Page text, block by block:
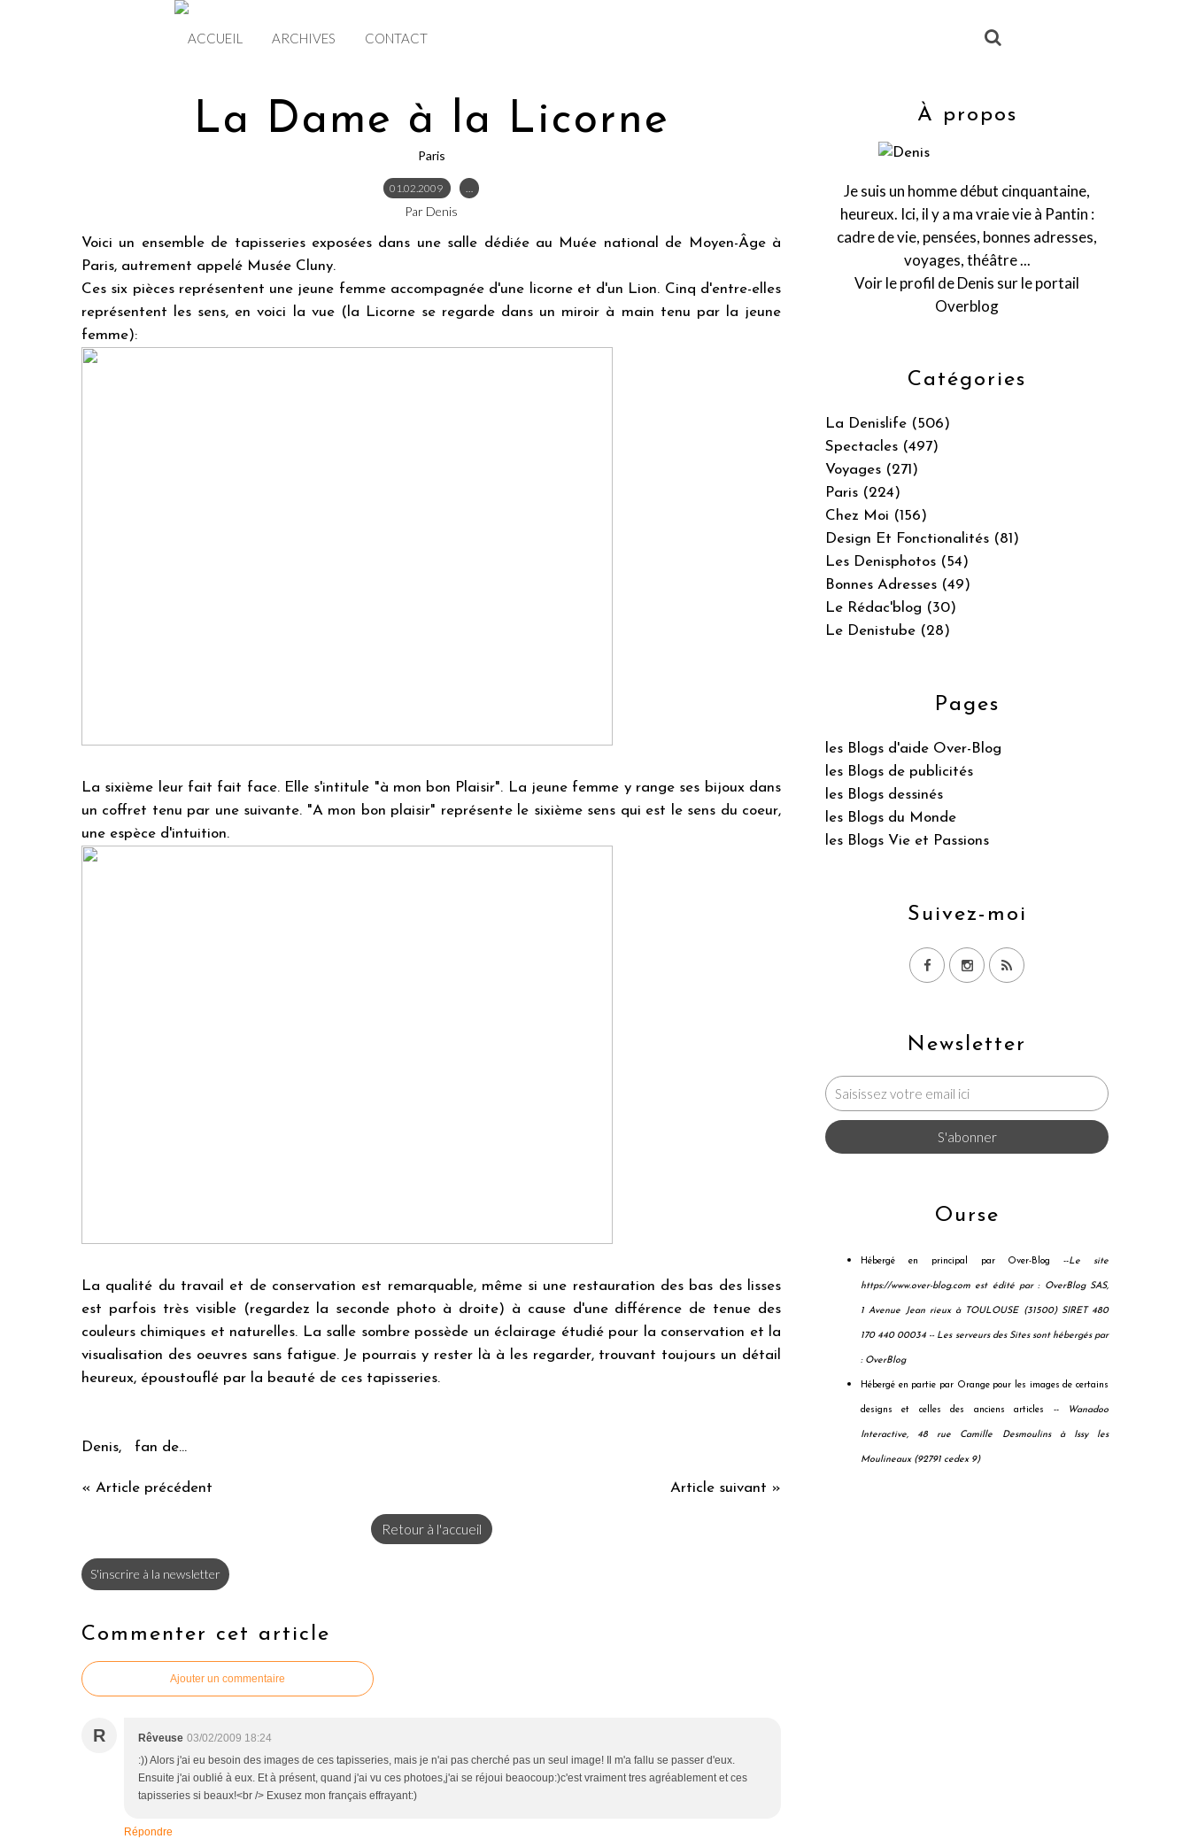
ACCUEIL ARCHIVES CONTACT
La Dame à la Licorne
Paris
01.02.2009 …
Par Denis
Voici un ensemble de tapisseries exposées dans une salle dédiée au Muée national de Moyen-Âge à
Paris, autrement appelé Musée Cluny.
Ces six pièces représentent une jeune femme accompagnée d'une licorne et d'un Lion. Cinq d'entre-elles
représentent les sens, en voici la vue (la Licorne se regarde dans un miroir à main tenu par la jeune
femme):
La sixième leur fait fait face. Elle s'intitule "à mon bon Plaisir". La jeune femme y range ses bijoux dans
un coffret tenu par une suivante. "A mon bon plaisir" représente le sixième sens qui est le sens du coeur,
une espèce d'intuition.
La qualité du travail et de conservation est remarquable, même si une restauration des bas des lisses
est parfois très visible (regardez la seconde photo à droite) à cause d'une différence de tenue des
couleurs chimiques et naturelles. La salle sombre possède un éclairage étudié pour la conservation et la
visualisation des oeuvres sans fatigue. Je pourrais y rester là à les regarder, trouvant toujours un détail
heureux, époustouflé par la beauté de ces tapisseries.
Denis, fan de...
« Article précédent Article suivant »
Retour à l'accueil
S'inscrire à la newsletter
Commenter cet article
Ajouter un commentaire
R Rêveuse 03/02/2009 18:24
:)) Alors j'ai eu besoin des images de ces tapisseries, mais je n'ai pas cherché pas un seul image! Il m'a fallu se passer d'eux.
Ensuite j'ai oublié à eux. Et à présent, quand j'ai vu ces photoes,j'ai se réjoui beaocoup:)c'est vraiment tres agréablement et ces
tapisseries si beaux!<br /> Exusez mon français effrayant:)
Répondre
Newsletter
Catégories
La Denislife (506)
Spectacles (497)
Voyages (271)
Paris (224)
Chez Moi (156)
Design Et Fonctionalités (81)
Les Denisphotos (54)
Bonnes Adresses (49)
Le Rédac'blog (30)
Le Denistube (28)
Pages
les Blogs d'aide Over-Blog
les Blogs de publicités
les Blogs dessinés
les Blogs du Monde
les Blogs Vie et Passions
Suivez-moi
À propos
Je suis un homme début cinquantaine,
heureux. Ici, il y a ma vraie vie à Pantin :
cadre de vie, pensées, bonnes adresses,
voyages, théâtre ...
Voir le profil deDenis sur le portail
Overblog
Ourse
Hébergé en principal par Over-Blog --Le site
https://www.over-blog.com est édité par : OverBlog SAS,
1 Avenue Jean rieux à TOULOUSE (31500) SIRET 480
170 440 00034 -- Les serveurs des Sites sont hébergés par
: OverBlog
Hébergé en partie par Orange pour les images de certains
designs et celles des anciens articles -- Wanadoo
Interactive, 48 rue Camille Desmoulins à Issy les
Moulineaux (92791 cedex 9)